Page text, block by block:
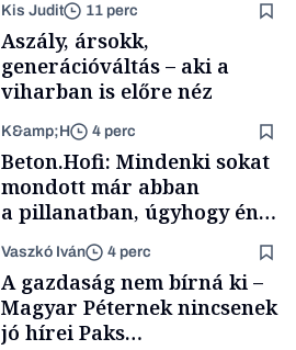
fűszersztori
Kis Judit 11 perc
Aszály, ársokk,
generációváltás – aki a
viharban is előre néz
K&amp;H 4 perc
Beton.Hofi: Mindenki sokat
mondott már abban
a pillanatban, úgyhogy én
gondolataimat akartam
kimondani
Vaszkó Iván 4 perc
A gazdaság nem bírná ki –
Magyar Péternek nincsenek
jó hírei Paks